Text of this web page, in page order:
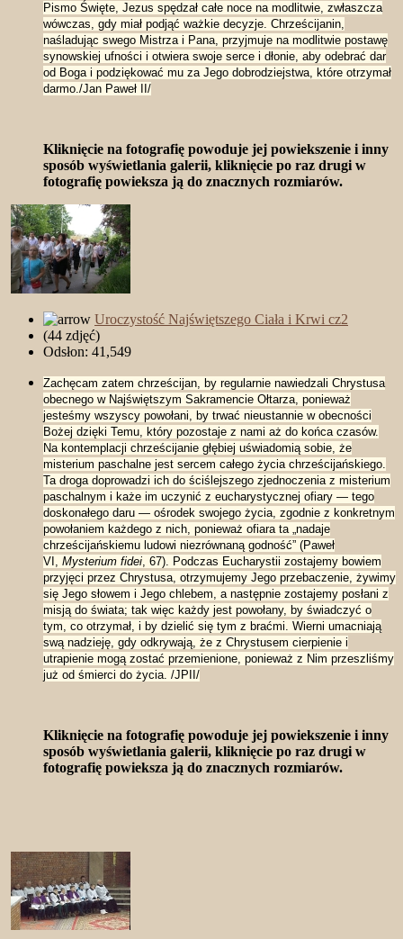
Pismo Święte, Jezus spędzał całe noce na modlitwie, zwłaszcza
wówczas, gdy miał podjąć ważkie decyzje. Chrześcijanin,
naśladując swego Mistrza i Pana, przyjmuje na modlitwie postawę
synowskiej ufności i otwiera swoje serce i dłonie, aby odebrać dar
od Boga i podziękować mu za Jego dobrodziejstwa, które otrzymał
darmo./Jan Paweł II/
Kliknięcie na fotografię powoduje jej powiekszenie i inny
sposób wyświetlania galerii, kliknięcie po raz drugi w
fotografię powieksza ją do znacznych rozmiarów.
Uroczystość Najświętszego Ciała i Krwi cz2
(44 zdjęć)
Odsłon: 41,549
Zachęcam zatem chrześcijan, by regularnie nawiedzali Chrystusa
obecnego w Najświętszym Sakramencie Ołtarza, ponieważ
jesteśmy wszyscy powołani, by trwać nieustannie w obecności
Bożej dzięki Temu, który pozostaje z nami aż do końca czasów.
Na kontemplacji chrześcijanie głębiej uświadomią sobie, że
misterium paschalne jest sercem całego życia chrześcijańskiego.
Ta droga doprowadzi ich do ściślejszego zjednoczenia z misterium
paschalnym i każe im uczynić z eucharystycznej ofiary — tego
doskonałego daru — ośrodek swojego życia, zgodnie z konkretnym
powołaniem każdego z nich, ponieważ ofiara ta „nadaje
chrześcijańskiemu ludowi niezrównaną godność” (Paweł
VI, Mysterium fidei, 67). Podczas Eucharystii zostajemy bowiem
przyjęci przez Chrystusa, otrzymujemy Jego przebaczenie, żywimy
się Jego słowem i Jego chlebem, a następnie zostajemy posłani z
misją do świata; tak więc każdy jest powołany, by świadczyć o
tym, co otrzymał, i by dzielić się tym z braćmi. Wierni umacniają
swą nadzieję, gdy odkrywają, że z Chrystusem cierpienie i
utrapienie mogą zostać przemienione, ponieważ z Nim przeszliśmy
już od śmierci do życia. /JPII/
Kliknięcie na fotografię powoduje jej powiekszenie i inny
sposób wyświetlania galerii, kliknięcie po raz drugi w
fotografię powieksza ją do znacznych rozmiarów.